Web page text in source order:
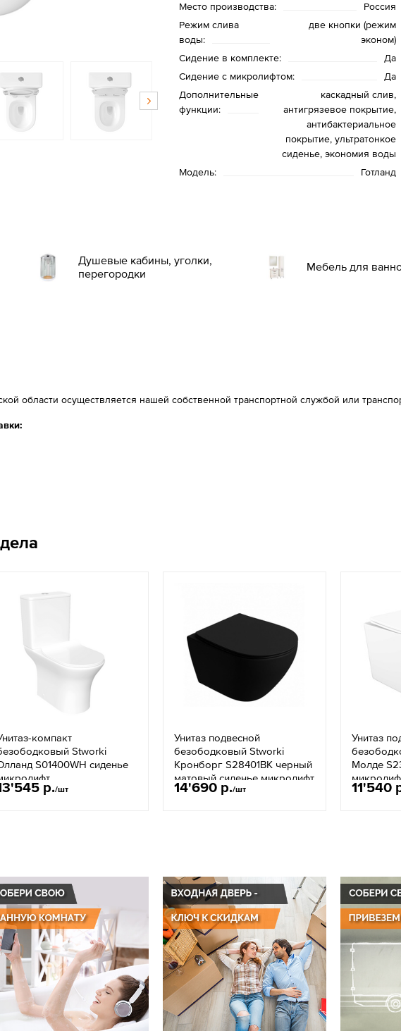
Место производства:
Россия
Режим слива
воды:
две кнопки (режим
эконом)
Сидение в комплекте:
Да
Сидение с микролифтом:
Да
Дополнительные
функции:
каскадный слив,
антигрязевое покрытие,
антибактериальное
покрытие, ультратонкое
сиденье, экономия воды
Модель:
Готланд
Душевые кабины, уголки,
перегородки
Мебель для
области осуществляется нашей собственной транспортной службой или
компакт
Stworki
S01400WH сиденье
р./шт
Унитаз подвесной
безободковый Stworki
Кронборг S28401BK черный
матовый сиденье микролифт
14'690 р./шт
Унитаз
Молде
11'540